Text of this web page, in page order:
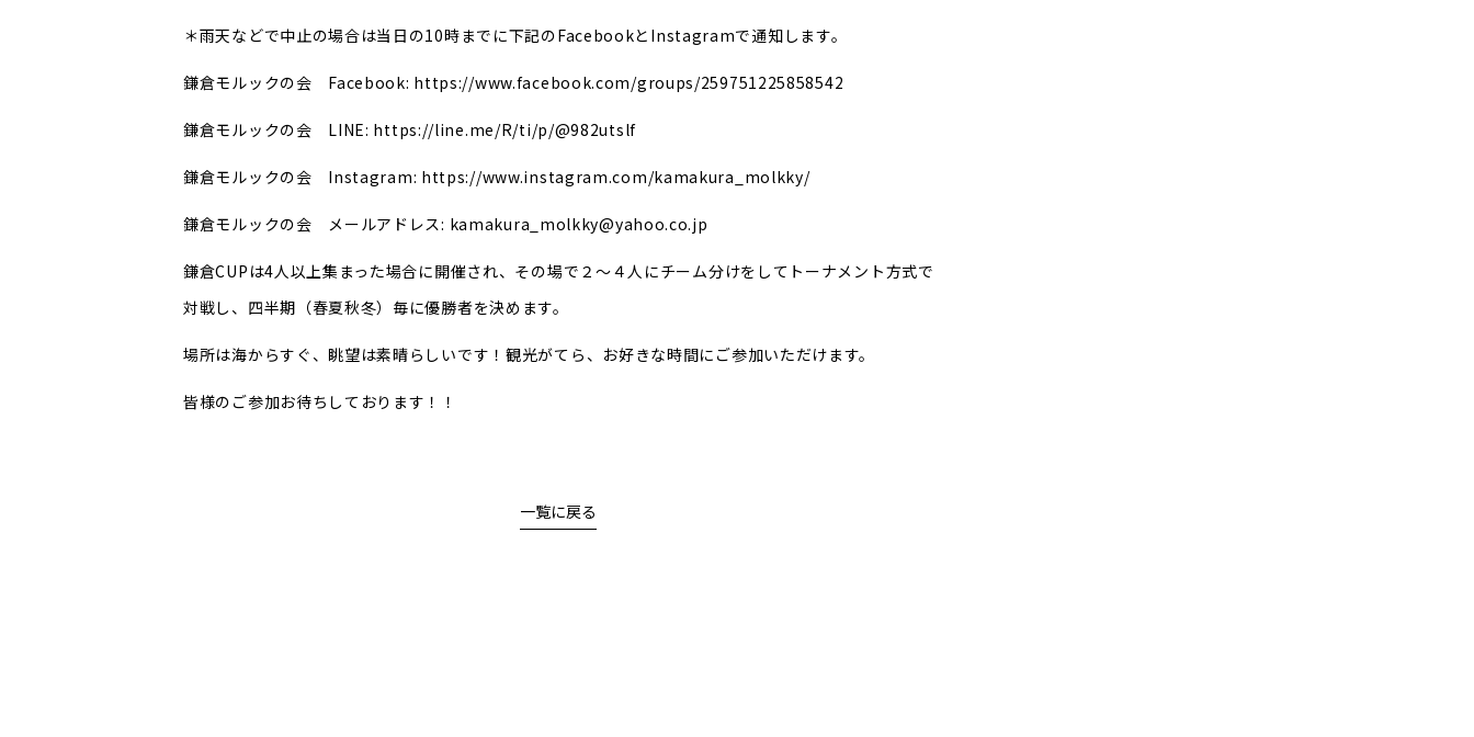
＊雨天などで中止の場合は当日の10時までに下記のFacebookとInstagramで通知します。
鎌倉モルックの会 Facebook: https://www.facebook.com/groups/259751225858542
鎌倉モルックの会 LINE: https://line.me/R/ti/p/@982utslf
鎌倉モルックの会 Instagram: https://www.instagram.com/kamakura_molkky/
鎌倉モルックの会 メールアドレス: kamakura_molkky@yahoo.co.jp
鎌倉CUPは4人以上集まった場合に開催され、その場で２～４人にチーム分けをしてトーナメント方式で
対戦し、四半期（春夏秋冬）毎に優勝者を決めます。
場所は海からすぐ、眺望は素晴らしいです！観光がてら、お好きな時間にご参加いただけます。
皆様のご参加お待ちしております！！
一覧に戻る